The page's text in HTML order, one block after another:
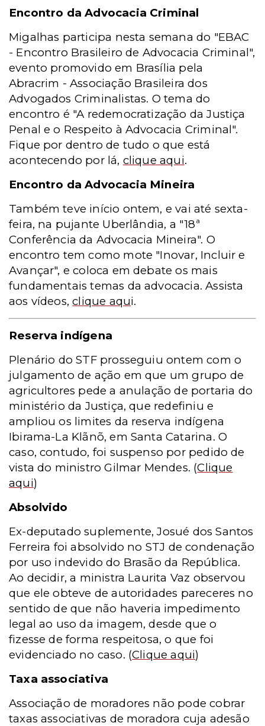
Encontro da Advocacia Criminal
Migalhas participa nesta semana do "EBAC
- Encontro Brasileiro de Advocacia Criminal",
evento promovido em Brasília pela
Abracrim - Associação Brasileira dos
Advogados Criminalistas. O tema do
encontro é "A redemocratização da Justiça
Penal e o Respeito à Advocacia Criminal".
Fique por dentro de tudo o que está
acontecendo por lá, clique aqui.
Encontro da Advocacia Mineira
Também teve início ontem, e vai até sexta-
feira, na pujante Uberlândia, a "18ª
Conferência da Advocacia Mineira". O
encontro tem como mote "Inovar, Incluir e
Avançar", e coloca em debate os mais
fundamentais temas da advocacia. Assista
aos vídeos,clique aqui.
Reserva indígena
Plenário do STF prosseguiu ontem com o
julgamento de ação em que um grupo de
agricultores pede a anulação de portaria do
ministério da Justiça, que redefiniu e
ampliou os limites da reserva indígena
Ibirama-La Klãnõ, em Santa Catarina. O
caso, contudo, foi suspenso por pedido de
vista do ministro Gilmar Mendes. (Clique
aqui)
Absolvido
Ex-deputado suplemente, Josué dos Santos
Ferreira foi absolvido no STJ de condenação
por uso indevido do Brasão da República.
Ao decidir, a ministra Laurita Vaz observou
que ele obteve de autoridades pareceres no
sentido de que não haveria impedimento
legal ao uso da imagem, desde que o
fizesse de forma respeitosa, o que foi
evidenciado no caso. (Clique aqui)
Taxa associativa
Associação de moradores não pode cobrar
taxas associativas de moradora cuja adesão